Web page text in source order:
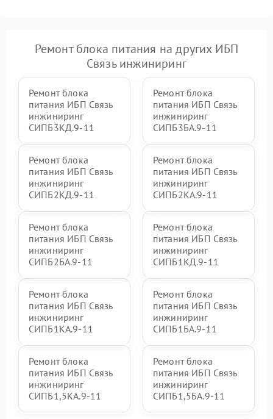
защиты от перегрева
Неисправность системы
перенапряжения
Ремонт блока питания на других ИБП
Связь инжиниринг
Ремонт блока
питания ИБП Связь
инжиниринг
СИПБ3КД.9-11
Ремонт блока
питания ИБП Связь
инжиниринг
СИПБ3БА.9-11
Ремонт блока
питания ИБП Связь
инжиниринг
СИПБ2КД.9-11
Ремонт блока
питания ИБП Связь
инжиниринг
СИПБ2КА.9-11
Ремонт блока
питания ИБП Связь
инжиниринг
СИПБ2БА.9-11
Ремонт блока
питания ИБП Связь
инжиниринг
СИПБ1КД.9-11
Ремонт блока
питания ИБП Связь
инжиниринг
СИПБ1КА.9-11
Ремонт блока
питания ИБП Связь
инжиниринг
СИПБ1БА.9-11
Ремонт блока
питания ИБП Связь
инжиниринг
СИПБ1,5КА.9-11
Ремонт блока
питания ИБП Связь
инжиниринг
СИПБ1,5БА.9-11